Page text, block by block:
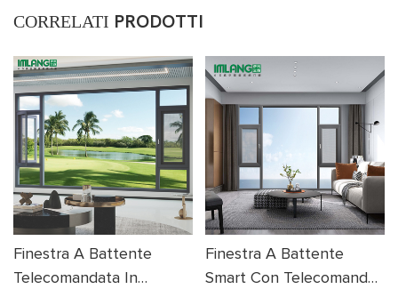
CORRELATI PRODOTTI
Finestra A Battente
Telecomandata In
Finestra A Battente
Smart Con Telecomando